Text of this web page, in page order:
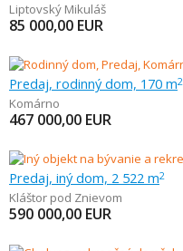
Liptovský Mikuláš
85 000,00 EUR
Predaj, rodinný dom, 170 m2
Komárno
467 000,00 EUR
Predaj, iný dom, 2 522 m2
Kláštor pod Znievom
590 000,00 EUR